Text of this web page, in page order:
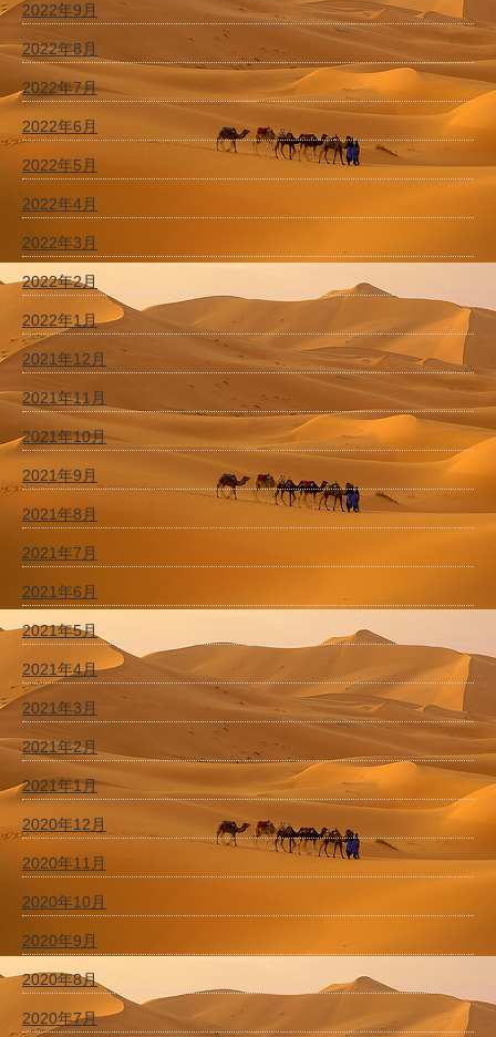
2022年9月
2022年8月
2022年7月
2022年6月
2022年5月
2022年4月
2022年3月
2022年2月
2022年1月
2021年12月
2021年11月
2021年10月
2021年9月
2021年8月
2021年7月
2021年6月
2021年5月
2021年4月
2021年3月
2021年2月
2021年1月
2020年12月
2020年11月
2020年10月
2020年9月
2020年8月
2020年7月